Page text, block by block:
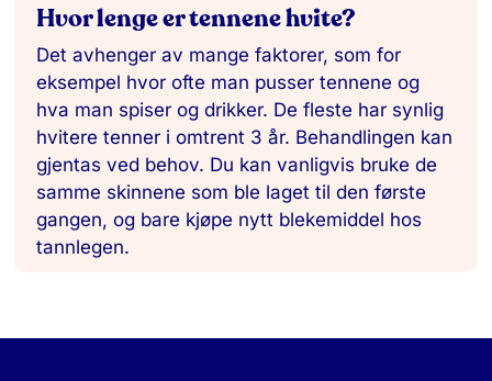
Hvor lenge er tennene hvite?
Det avhenger av mange faktorer, som for
eksempel hvor ofte man pusser tennene og
hva man spiser og drikker. De fleste har synlig
hvitere tenner i omtrent 3 år. Behandlingen kan
gjentas ved behov. Du kan vanligvis bruke de
samme skinnene som ble laget til den første
gangen, og bare kjøpe nytt blekemiddel hos
tannlegen.